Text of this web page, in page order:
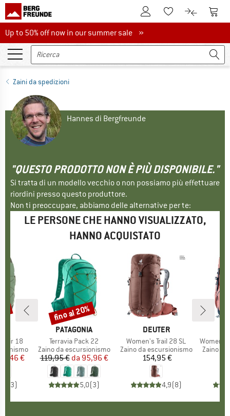
Al conto clienteAlla lista
Al Al
Up to 50% off now in our summer sale
Up to 50% off now in our summer sale »
Zaini da spedizioni
Hannes di Bergfreunde
"QUESTO PRODOTTO NON È PIÙ DISPONIBILE."
Si tratta di un modello vecchio o non possiamo più effettuare
riordini presso questo produttore.
Non ti preoccupare, abbiamo delle alternative per te:
LE PERSONE CHE HANNO VISUALIZZATO,
HANNO ACQUISTATO
Air 18
ridotto
€
3)
MARCHIO
PATAGONIA
Articolo
Terravia Pack 22
Gruppo di prodotti
Zaino da escursionismo
Prezzo
119,95 € Prezzo ridotto
da 95,96 €
5,0(3)
Sconto
fino al 20%
MARCHIO
DEUTER
Articolo
Women's Trail 28 SL
Gruppo di prodotti
Zaino da escursionismo
Prezzo
154,95 €
4,9(8)
Articolo
Women's
Gruppo
Zaino